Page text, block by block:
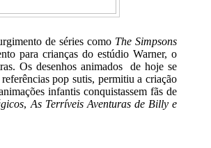
de séries como The Simpsons
para crianças do estúdio Warner, o
Os desenhos animados de hoje se
pop sutis, permitiu a criação
infantis conquistassem fãs de
, As Terríveis Aventuras de Billy e